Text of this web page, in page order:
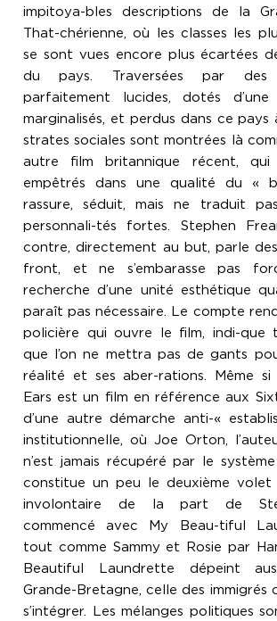
impitoya-bles descriptions de la
That-chérienne, où les classes les
se sont vues encore plus écartées
du pays. Traversées par des
parfaitement lucides, dotés
marginalisés, et perdus dans ce pays
strates sociales sont montrées là
autre film britannique récent, qui
empêtrés dans une qualité du «
rassure, séduit, mais ne traduit
personnali-tés fortes. Stephen
contre, directement au but, parle
front, et ne s’embarasse pas
recherche d’une unité esthétique
paraît pas nécessaire. Le compte
policière qui ouvre le film, indi-que
que l’on ne mettra pas de gants
réalité et ses aber-rations. Même
Ears est un film en référence aux
d’une autre démarche anti-«
institutionnelle, où Joe Orton,
n’est jamais récupéré par le
constitue un peu le deuxième volet
involontaire de la part de
commencé avec My Beau-tiful
tout comme Sammy et Rosie par
Beautiful Laundrette dépeint
Grande-Bretagne, celle des immigrés
s’intégrer. Les mélanges politiques